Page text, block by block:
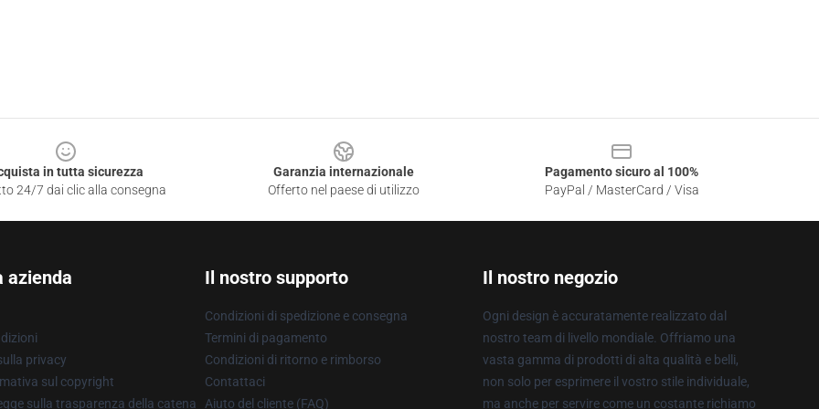
in tutta sicurezza
24/7 dai clic alla consegna
Garanzia internazionale
Offerto nel paese di utilizzo
Pagamento sicuro al 100%
PayPal / MasterCard / Visa
azienda
privacy
sul copyright
sulla trasparenza della catena
Il nostro supporto
Condizioni di spedizione e consegna
Termini di pagamento
Condizioni di ritorno e rimborso
Contattaci
Aiuto del cliente (FAQ)
Il nostro negozio
Ogni design è accuratamente realizzato dal
nostro team di livello mondiale. Offriamo una
vasta gamma di prodotti di alta qualità e belli,
non solo per esprimere il vostro stile individuale,
ma anche per servire come un costante richiamo